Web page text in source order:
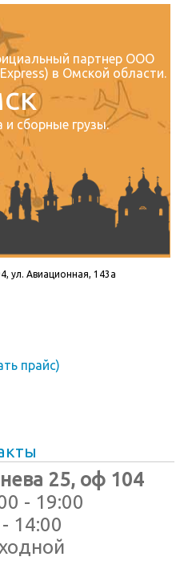
партнер ООО
в Омской области.
и сборные грузы.
ул. Авиационная, 143а
прайс)
25, оф 104
- 19:00
14:00